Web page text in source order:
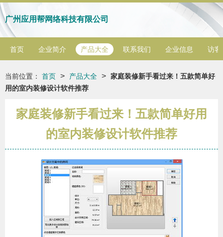
广州应用帮网络科技有限公司
首页 企业简介 产品大全 联系我们 企业信息 访客
当前位置： 首页 > 产品大全 > 家庭装修新手看过来！五款简单好
用的室内装修设计软件推荐
家庭装修新手看过来！五款简单好用
的室内装修设计软件推荐